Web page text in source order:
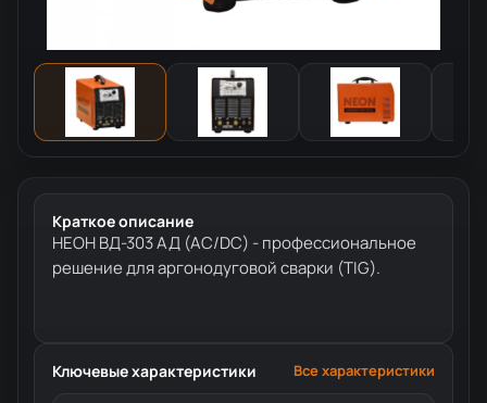
Краткое описание
НЕОН ВД-303 АД (AC/DC) - профессиональное
решение для аргонодуговой сварки (TIG).
Ключевые характеристики Все характеристики